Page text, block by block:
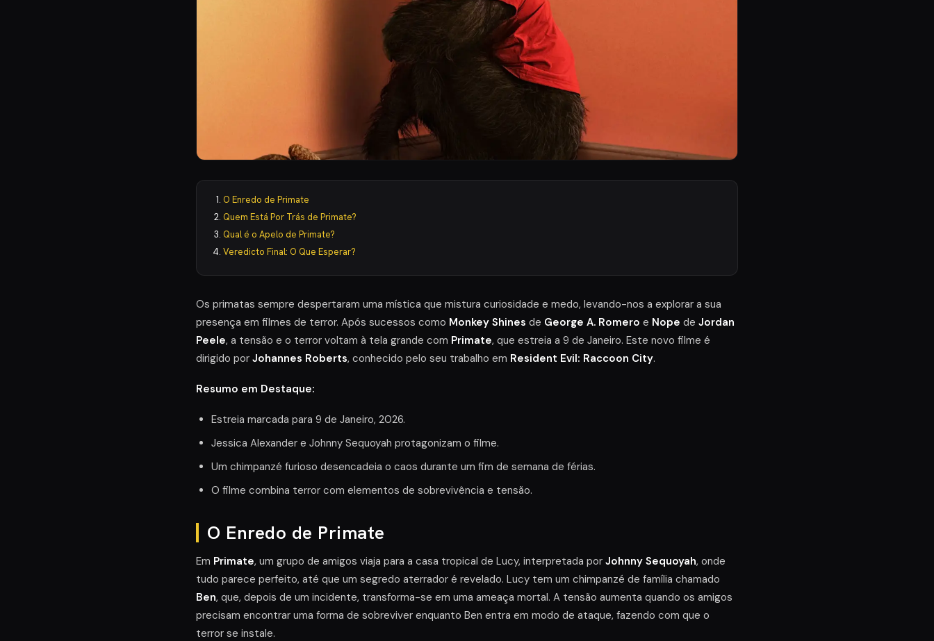
O Enredo de Primate
Quem Está Por Trás de Primate?
Qual é o Apelo de Primate?
Veredicto Final: O Que Esperar?
Os primatas sempre despertaram uma mística que mistura curiosidade e medo, levando-nos a explorar a sua
presença em filmes de terror. Após sucessos como Monkey Shines de George A. Romero e Nope de Jordan
Peele, a tensão e o terror voltam à tela grande com Primate, que estreia a 9 de Janeiro. Este novo filme é
dirigido por Johannes Roberts, conhecido pelo seu trabalho em Resident Evil: Raccoon City.
Resumo em Destaque:
Estreia marcada para 9 de Janeiro, 2026.
Jessica Alexander e Johnny Sequoyah protagonizam o filme.
Um chimpanzé furioso desencadeia o caos durante um fim de semana de férias.
O filme combina terror com elementos de sobrevivência e tensão.
O Enredo de Primate
Em Primate, um grupo de amigos viaja para a casa tropical de Lucy, interpretada por Johnny Sequoyah, onde
tudo parece perfeito, até que um segredo aterrador é revelado. Lucy tem um chimpanzé de família chamado
Ben, que, depois de um incidente, transforma-se em uma ameaça mortal. A tensão aumenta quando os amigos
precisam encontrar uma forma de sobreviver enquanto Ben entra em modo de ataque, fazendo com que o
terror se instale.